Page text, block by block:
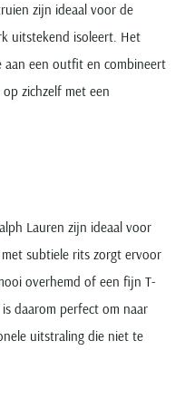
zijn ideaal voor de
uitstekend isoleert. Het
een outfit en combineert
zichzelf met een
Lauren zijn ideaal voor
subtiele rits zorgt ervoor
overhemd of een fijn T-
daarom perfect om naar
uitstraling die niet te